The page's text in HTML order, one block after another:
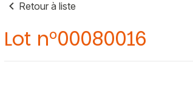
Retour à liste
Lot n°00080016